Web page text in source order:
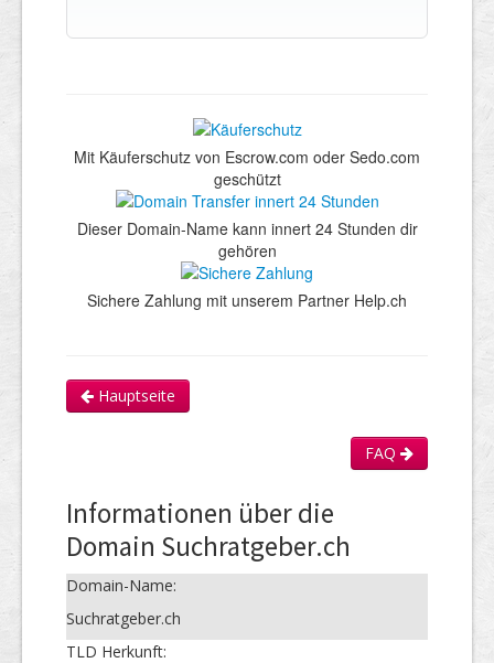
Mit Käuferschutz von Escrow.com oder Sedo.com
geschützt
Dieser Domain-Name kann innert 24 Stunden dir
gehören
Sichere Zahlung mit unserem Partner Help.ch
Hauptseite
FAQ
Informationen über die
Domain Suchratgeber.ch
Domain-Name:
Suchratgeber.ch
TLD Herkunft: